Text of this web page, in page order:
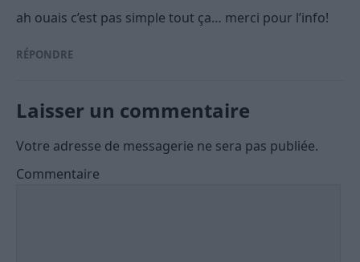
ah ouais c’est pas simple tout ça… merci pour l’info!
RÉPONDRE
Laisser un commentaire
Votre adresse de messagerie ne sera pas publiée.
Commentaire